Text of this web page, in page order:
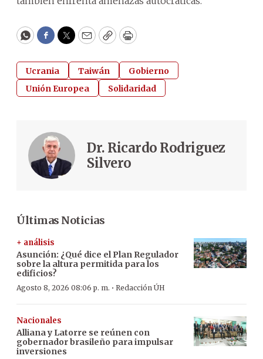
WhatsApp
Facebook
Twitter
EmailCopyPrint
Ucrania Taiwán
Gobierno
Unión Europea
Solidaridad
Dr. Ricardo Rodriguez
Silvero
Últimas Noticias
+ análisis
Asunción: ¿Qué dice el Plan Regulador
sobre la altura permitida para los
edificios?
Agosto 8, 2026 08:06 p. m. · Redacción ÚH
Nacionales
Alliana y Latorre se reúnen con
gobernador brasileño para impulsar
inversiones